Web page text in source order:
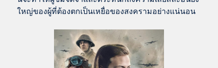
ใหญ่ของผู้ที่ต้องตกเป็นเหยื่อของสงครามอย่างแน่นอน